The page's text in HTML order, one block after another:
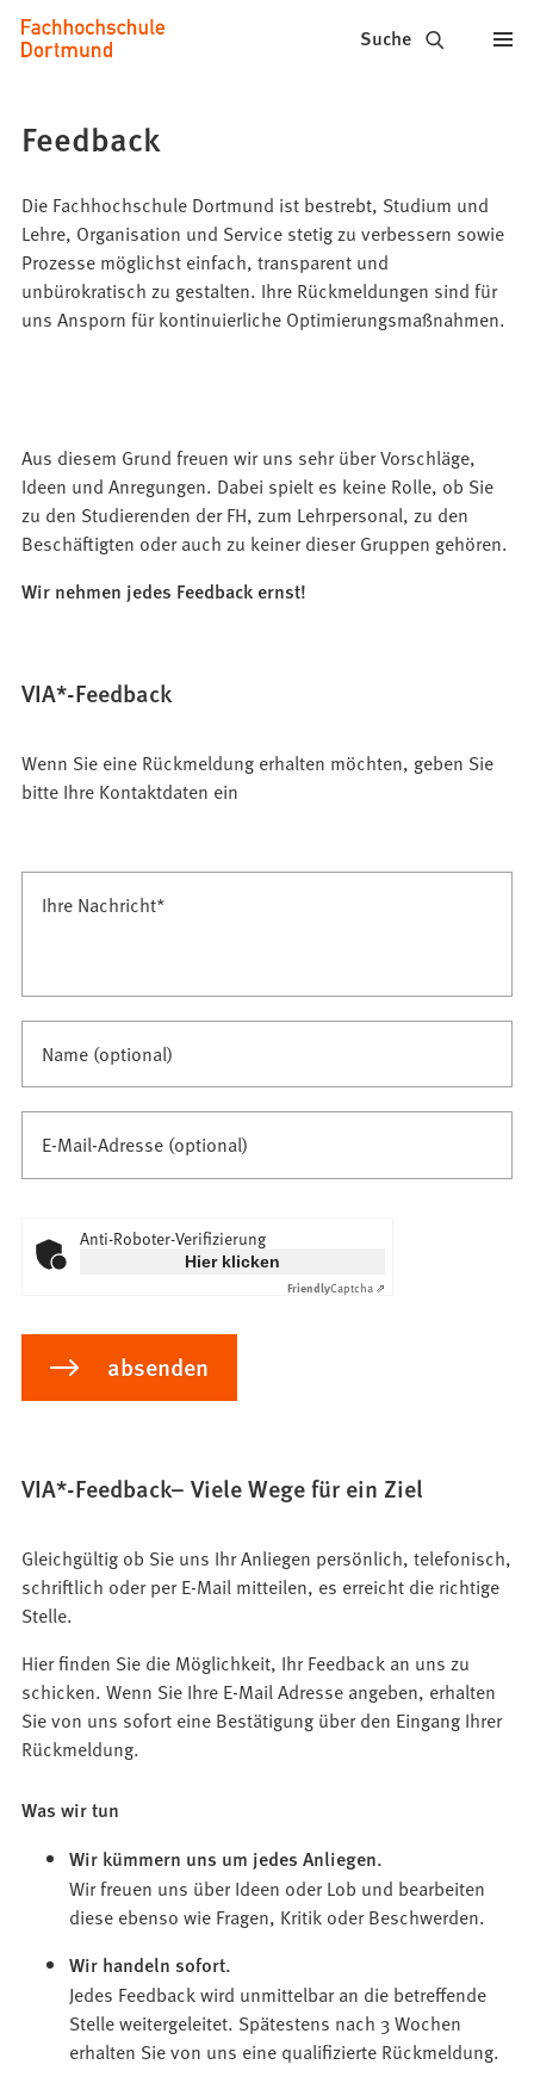
Inhalt anspringen
Fachhochschule
Dortmund
Studium,
Studiengänge,
Bewerbung
Suche
Feedback
Die Fachhochschule Dortmund ist bestrebt, Studium und
Lehre, Organisation und Service stetig zu verbessern sowie
Prozesse möglichst einfach, transparent und
unbürokratisch zu gestalten. Ihre Rückmeldungen sind für
uns Ansporn für kontinuierliche Optimierungsmaßnahmen.
Aus diesem Grund freuen wir uns sehr über Vorschläge,
Ideen und Anregungen. Dabei spielt es keine Rolle, ob Sie
zu den Studierenden der FH, zum Lehrpersonal, zu den
Beschäftigten oder auch zu keiner dieser Gruppen gehören.
Wir nehmen jedes Feedback ernst!
VIA*-Feedback
Wenn Sie eine Rückmeldung erhalten möchten, geben Sie
bitte Ihre Kontaktdaten ein
Mail
Ihre Nachricht*
Name (optional)
E-Mail-Adresse (optional)
Bitte
lassen
dieses
Feld
Anti-Roboter-Verifizierung
Hier klicken
FriendlyCaptcha ⇗
absenden
VIA*-Feedback– Viele Wege für ein Ziel
Gleichgültig ob Sie uns Ihr Anliegen persönlich, telefonisch,
schriftlich oder per E-Mail mitteilen, es erreicht die richtige
Stelle.
Hier finden Sie die Möglichkeit, Ihr Feedback an uns zu
schicken. Wenn Sie Ihre E-Mail Adresse angeben, erhalten
Sie von uns sofort eine Bestätigung über den Eingang Ihrer
Rückmeldung.
Was wir tun
Wir kümmern uns um jedes Anliegen.
Wir freuen uns über Ideen oder Lob und bearbeiten
diese ebenso wie Fragen, Kritik oder Beschwerden.
Wir handeln sofort.
Jedes Feedback wird unmittelbar an die betreffende
Stelle weitergeleitet. Spätestens nach 3 Wochen
erhalten Sie von uns eine qualifizierte Rückmeldung.